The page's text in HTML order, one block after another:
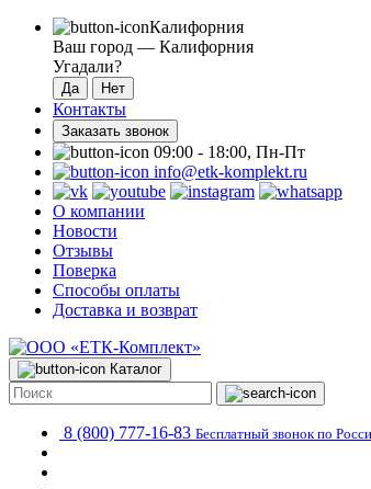
Калифорния
Ваш город — Калифорния
Угадали?
Контакты
Заказать звонок
09:00 - 18:00, Пн-Пт
info@etk-komplekt.ru
О компании
Новости
Отзывы
Поверка
Способы оплаты
Доставка и возврат
Каталог
8 (800) 777-16-83 Бесплатный звонок по